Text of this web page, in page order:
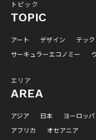
トピック
TOPIC
アート デザイン テック
サーキュラーエコノミー
エリア
AREA
アジア 日本 ヨーロッパ
アフリカ
オセアニア